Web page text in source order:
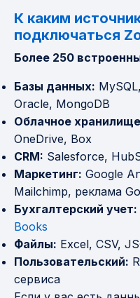
К каким
подключаться
Более 250
Базы данных:
Oracle, MongoDB
Облачное
OneDrive, Box
CRM: Salesforce,
Маркетинг: Google
Mailchimp, реклама
Бухгалтерский учет:
Books
Файлы: Excel, CSV,
Пользовательский:
сервиса